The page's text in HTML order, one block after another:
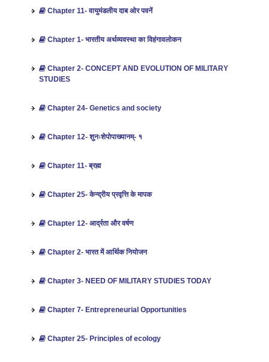
Chapter 11- वायुमंडलीय दाब ओर पवनें
Chapter 1- भारतीय अर्थव्‍यवस्‍था का विहंगावलोकन
Chapter 2- CONCEPT AND EVOLUTION OF MILITARY
STUDIES
Chapter 24- Genetics and society
Chapter 12- शुनःशेपोपाख्यानम्- १
Chapter 11- ब्रह्म
Chapter 25- केन्द्रीय प्रवृत्ति के मापक
Chapter 12- आर्द्रता और वर्षण
Chapter 2- भारत में आर्थिक नियोजन
Chapter 3- NEED OF MILITARY STUDIES TODAY
Chapter 7- Entrepreneurial Opportunities
Chapter 25- Principles of ecology